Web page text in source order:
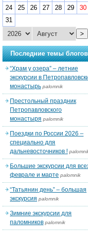
24
25 26 27 28 29
30
31
>
Последние темы блогов
“Храм у озера” – летние
экскурсии в
монастырь palomnik
Престольный праздник
Петропавловского
монастыря palomnik
Поездки по России 2026 –
специально для
дальневосточников !
Большие экскурсии для
феврале и марте palomnik
“Татьянин день” – большая
экскурсия palomnik
Зимние экскурсии для
паломников palomnik